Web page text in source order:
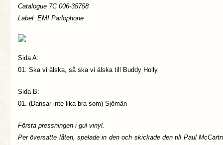
Catalogue 7C 006-35758
Label: EMI Parlophone
Sida A:
01. Ska vi älska, så ska vi älska till Buddy Holly
Sida B:
01. (Dansar inte lika bra som) Sjömän
Första pressningen i gul vinyl.
Per översatte låten, spelade in den och skickade den till Paul